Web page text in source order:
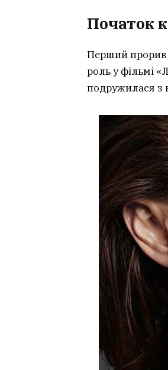
Початок
Перший прорив
роль у фільмі
подружилася з